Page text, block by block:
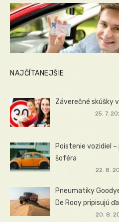
NAJČÍTANEJŠIE
Záverečné skúšky
25. 7.
Poistenie vozidiel
šoféra
22. 8.
Pneumatiky
De Rooy pripisujú
20. 8.